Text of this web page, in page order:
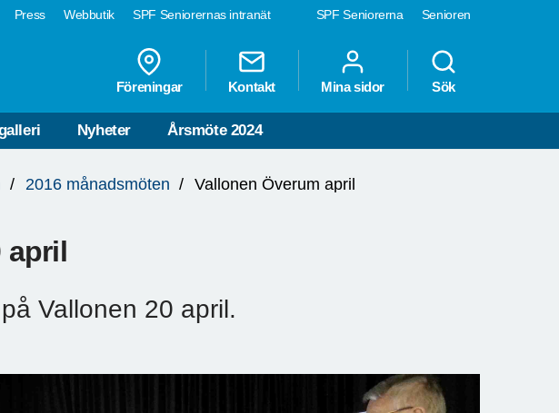
SPF Seniorerna Senioren
Press Webbutik SPF Seniorernas intranät
Föreningar Kontakt Mina sidor Sök
Nyheter Årsmöte 2024
2016 månadsmöten Vallonen Överum april
april
Vallonen 20 april.